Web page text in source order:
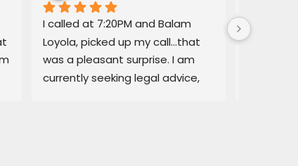
I called at 7:20PM and Balam
Loyola, picked up my call…that
was a pleasant surprise. I am
currently seeking legal advice,
Balam